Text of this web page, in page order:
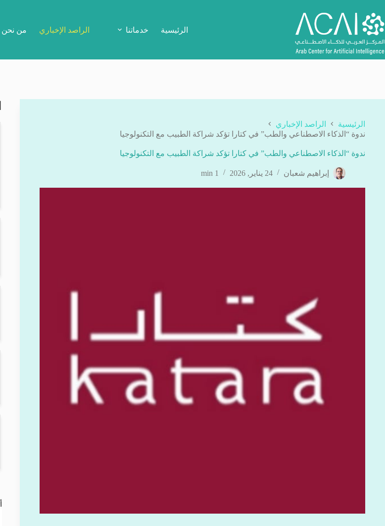
إلى
المحتوى
الرئيسية خدماتنا الراصد الإخباري من نحن
الرئيسية
الراصد الإخباري
ندوة “الذكاء الاصطناعي والطب” في كتارا تؤكد شراكة الطبيب مع التكنولوجيا
ندوة “الذكاء الاصطناعي والطب” في كتارا تؤكد شراكة الطبيب مع التكنولوجيا
إبراهيم شعبان 24 يناير, 2026 1 min